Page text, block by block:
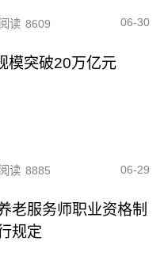
阅读 8609 06-30
模突破20万亿元
阅读 8885 06-29
老服务师职业资格制
规定